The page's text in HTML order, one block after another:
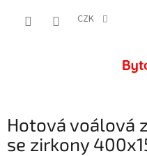
CZK
Hotová voálová
se zirkony